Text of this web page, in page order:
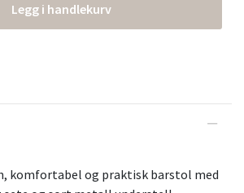
Legg i handlekurv
komfortabel og praktisk barstol med